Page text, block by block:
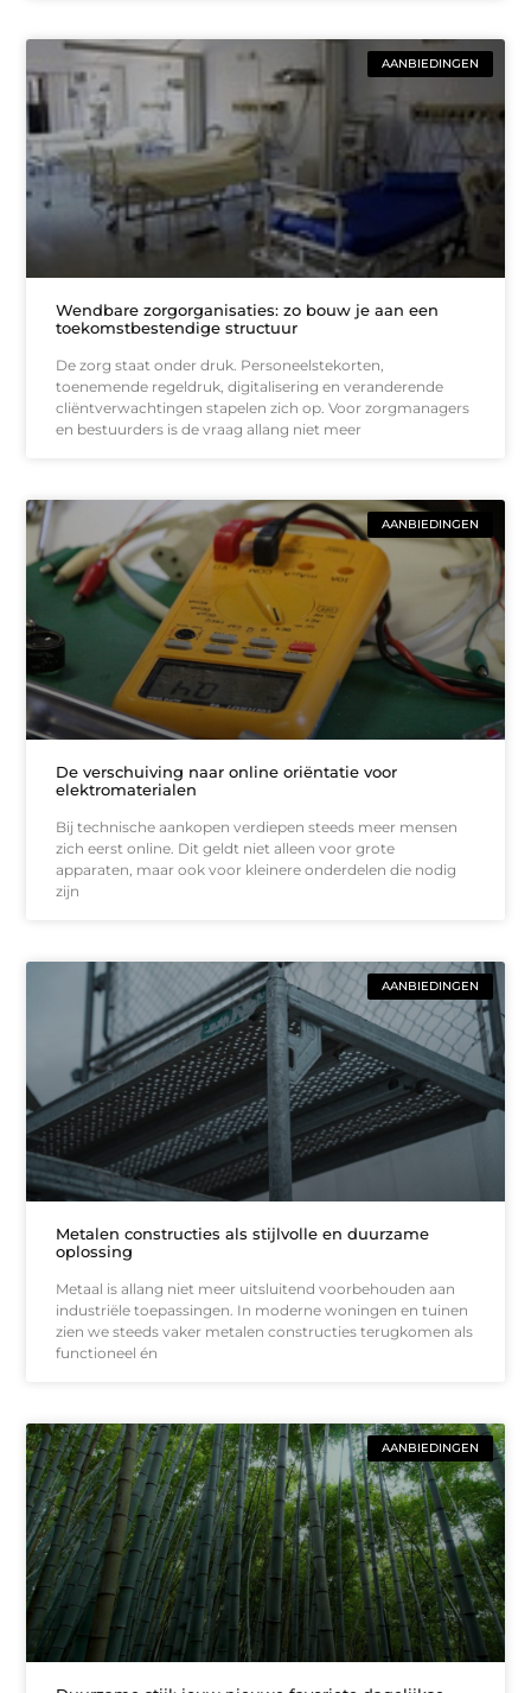
AANBIEDINGEN
Wendbare zorgorganisaties: zo bouw je aan een
toekomstbestendige structuur
De zorg staat onder druk. Personeelstekorten,
toenemende regeldruk, digitalisering en veranderende
cliëntverwachtingen stapelen zich op. Voor zorgmanagers
en bestuurders is de vraag allang niet meer
AANBIEDINGEN
De verschuiving naar online oriëntatie voor
elektromaterialen
Bij technische aankopen verdiepen steeds meer mensen
zich eerst online. Dit geldt niet alleen voor grote
apparaten, maar ook voor kleinere onderdelen die nodig
zijn
AANBIEDINGEN
Metalen constructies als stijlvolle en duurzame
oplossing
Metaal is allang niet meer uitsluitend voorbehouden aan
industriële toepassingen. In moderne woningen en tuinen
zien we steeds vaker metalen constructies terugkomen als
functioneel én
AANBIEDINGEN